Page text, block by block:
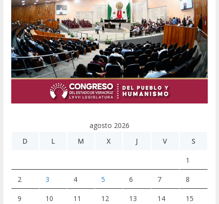
agosto 2026
D
L M X J V S
1
2 3 4 5 6 7 8
9 10 11 12 13 14 15